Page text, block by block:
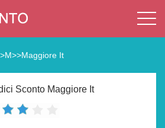
M>>Maggiore It
Sconto Maggiore It